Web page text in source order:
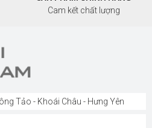
Cam kết chất lượng
Tảo - Khoái Châu - Hưng Yên